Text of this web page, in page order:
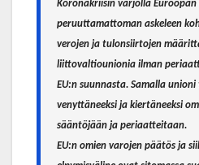
Koronakriisin varjolla
peruuttamattoman askeleen
verojen ja tulonsiirtojen
liittovaltiounionia ilman
EU:n suunnasta. Samalla
venyttäneeksi ja kiertäneeksi
sääntöjään ja periaatteitaan.
EU:n omien varojen päätös ja